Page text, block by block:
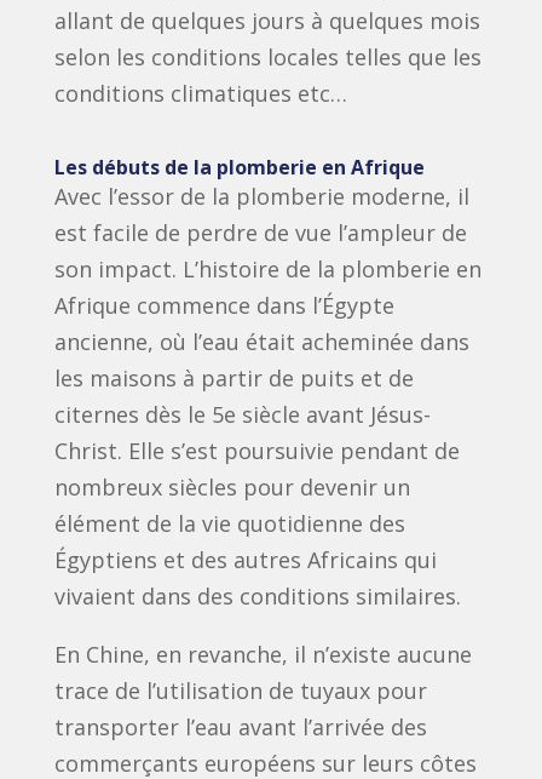
allant de quelques jours à quelques mois
selon les conditions locales telles que les
conditions climatiques etc…
Les débuts de la plomberie en Afrique
Avec l’essor de la plomberie moderne, il
est facile de perdre de vue l’ampleur de
son impact. L’histoire de la plomberie en
Afrique commence dans l’Égypte
ancienne, où l’eau était acheminée dans
les maisons à partir de puits et de
citernes dès le 5e siècle avant Jésus-
Christ. Elle s’est poursuivie pendant de
nombreux siècles pour devenir un
élément de la vie quotidienne des
Égyptiens et des autres Africains qui
vivaient dans des conditions similaires.
En Chine, en revanche, il n’existe aucune
trace de l’utilisation de tuyaux pour
transporter l’eau avant l’arrivée des
commerçants européens sur leurs côtes